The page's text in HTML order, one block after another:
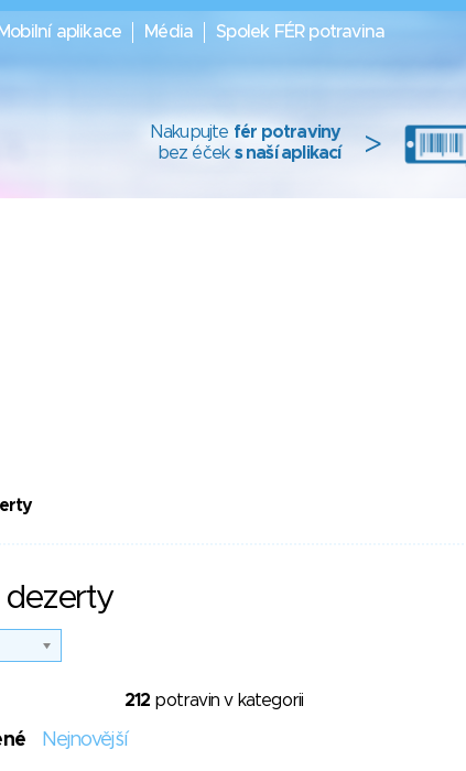
Mobilní aplikace Média Spolek FÉR potravina
Nakupujte fér potraviny
bez éček s naší aplikací >
dezerty
212 potravin v kategorii
Nejnovější